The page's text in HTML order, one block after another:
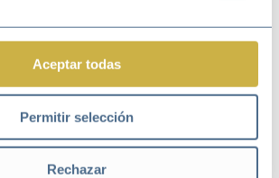
Aceptar todas
Permitir selección
Rechazar
proveedores de materias primas
objetivos de reducción de emisiones.
se unan a esta tendencia no sólo
operativos a largo plazo, sino que
de la marca, lo que se traduce en
competitivaen un mercado cada vez